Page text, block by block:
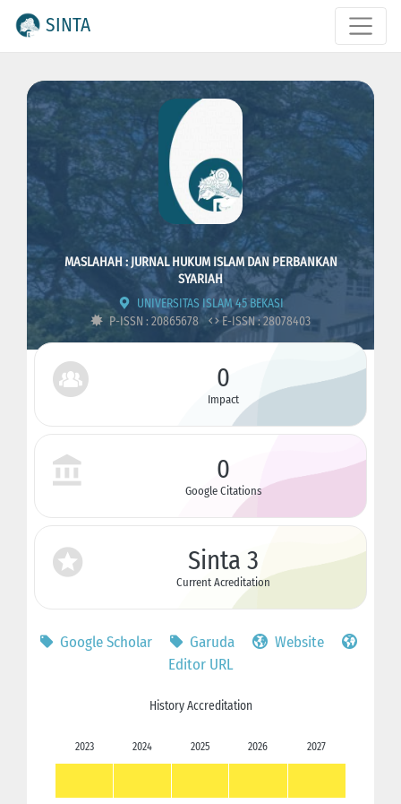
SINTA
MASLAHAH : JURNAL HUKUM ISLAM DAN PERBANKAN
SYARIAH
UNIVERSITAS ISLAM 45 BEKASI
P-ISSN : 20865678
E-ISSN : 28078403
0
Impact
0
Google Citations
Sinta 3
Current Acreditation
Google Scholar Garuda
Website
Editor URL
History Accreditation
2023 2024 2025 2026 2027